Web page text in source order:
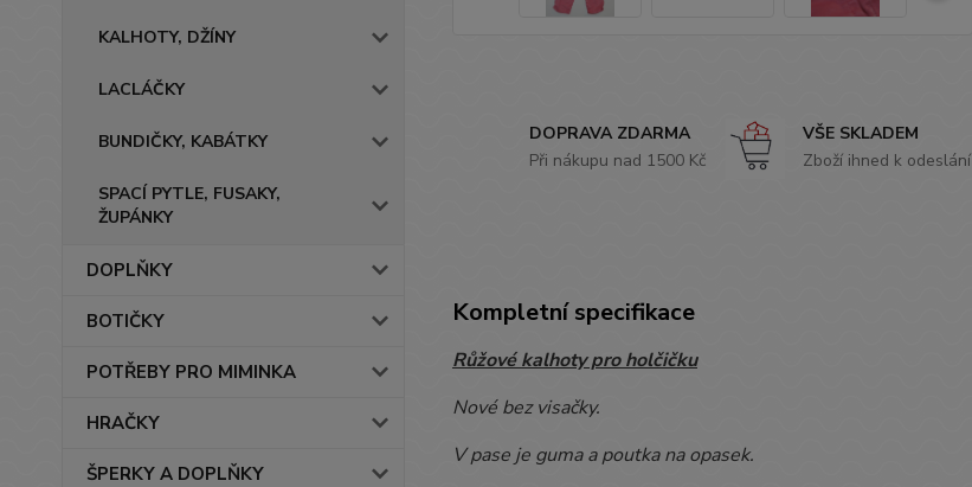
KALHOTY, DŽÍNY
LACLÁČKY
BUNDIČKY, KABÁTKY
SPACÍ PYTLE, FUSAKY,
ŽUPÁNKY
DOPLŇKY
BOTIČKY
POTŘEBY PRO MIMINKA
HRAČKY
ŠPERKY A DOPLŇKY
DOPRAVA ZDARMA
Při nákupu nad 1500 Kč
VŠE SKLADEM
Zboží ihned k odeslání
Kompletní specifikace
Růžové kalhoty pro holčičku
Nové bez visačky.
V pase je guma a poutka na opasek.